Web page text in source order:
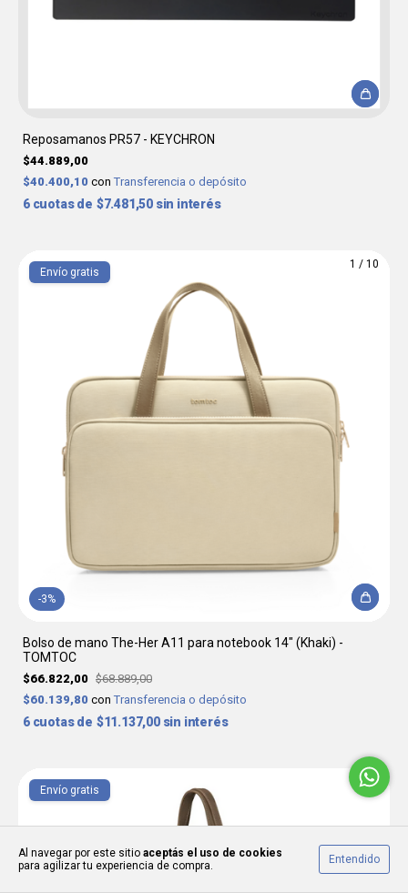
Al navegar por este sitio aceptás el uso de cookies
para agilizar tu experiencia de compra.
Entendido
Reposamanos PR57 - KEYCHRON
$44.889,00
$40.400,10 con Transferencia o depósito
6 $7.481,50 sin interés
1 / 10
-3%
Envío gratis
Bolso de mano The-Her A11 para notebook 14" (Khaki) -
TOMTOC
$66.822,00 $68.889,00
$60.139,80 con Transferencia o depósito
6 $11.137,00 sin interés
1 /10
Envío gratis